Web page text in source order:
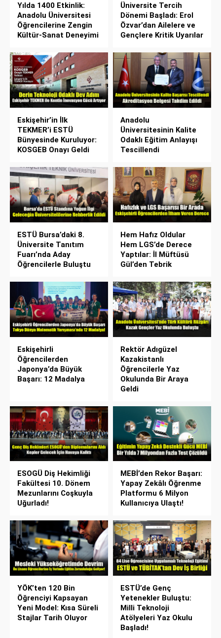
Yılda 1400 Etkinlik:
Anadolu Üniversitesi
Öğrencilerine Zengin
Kültür-Sanat Deneyimi
Üniversite Tercih
Dönemi Başladı: Erol
Özvar’dan Ailelere ve
Gençlere Kritik Uyarılar
Eskişehir’in İlk
TEKMER’i ESTÜ
Bünyesinde Kuruluyor:
KOSGEB Onayı Geldi
Anadolu
Üniversitesinin Kalite
Odaklı Eğitim Anlayışı
Tescillendi
ESTÜ Bursa’daki 8.
Üniversite Tanıtım
Fuarı’nda Aday
Öğrencilerle Buluştu
Hem Hafız Oldular
Hem LGS’de Derece
Yaptılar: İl Müftüsü
Gül’den Tebrik
Eskişehirli
Öğrencilerden
Japonya’da Büyük
Başarı: 12 Madalya
Rektör Adıgüzel
Kazakistanlı
Öğrencilerle Yaz
Okulunda Bir Araya
Geldi
ESOGÜ Diş Hekimliği
Fakültesi 10. Dönem
Mezunlarını Coşkuyla
Uğurladı!
MEBİ’den Rekor Başarı:
Yapay Zekâlı Öğrenme
Platformu 6 Milyon
Kullanıcıya Ulaştı!
YÖK’ten 120 Bin
Öğrenciyi Kapsayan
Yeni Model: Kısa Süreli
Stajlar Tarih Oluyor
ESTÜ’de Genç
Yetenekler Buluştu:
Milli Teknoloji
Atölyeleri Yaz Okulu
Başladı!